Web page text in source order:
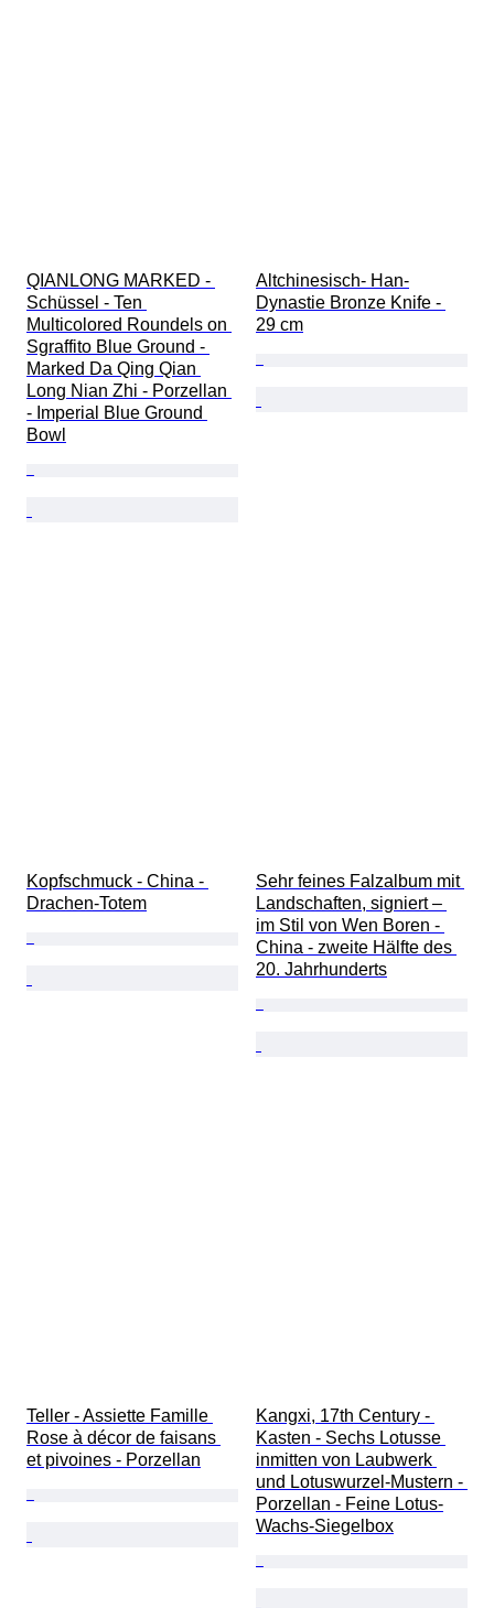
QIANLONG MARKED -
Schüssel - Ten
Multicolored Roundels on
Sgraffito Blue Ground -
Marked Da Qing Qian
Long Nian Zhi - Porzellan
- Imperial Blue Ground
Bowl
Altchinesisch- Han-
Dynastie Bronze Knife -
29 cm
Kopfschmuck - China -
Drachen-Totem
Sehr feines Falzalbum mit
Landschaften, signiert –
im Stil von Wen Boren -
China - zweite Hälfte des
20. Jahrhunderts
Teller - Assiette Famille
Rose à décor de faisans
et pivoines - Porzellan
Kangxi, 17th Century -
Kasten - Sechs Lotusse
inmitten von Laubwerk
und Lotuswurzel-Mustern -
Porzellan - Feine Lotus-
Wachs-Siegelbox